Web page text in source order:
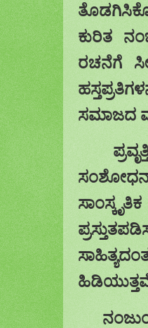
ಕುರಿತ
ರಚನೆಗೆ
ಸಮಾಜದ
ಹಿಡಿಯುತ್ತ